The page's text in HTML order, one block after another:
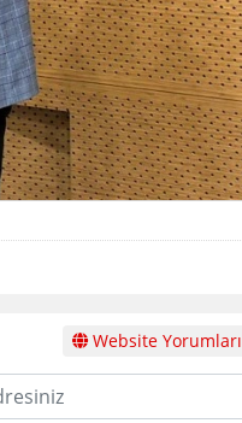
Website Yorumları